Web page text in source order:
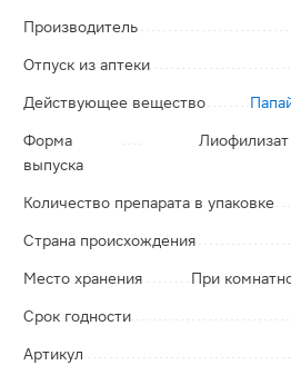
Производитель
Отпуск из аптеки
Действующее вещество
Форма
выпуска
Количество препарата в упаковке
Страна происхождения
Место хранения При
Срок годности
Артикул